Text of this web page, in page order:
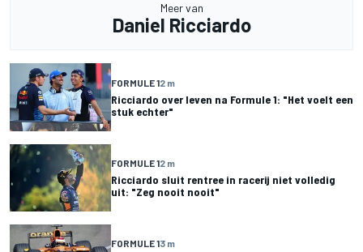
Meer van
Daniel Ricciardo
FORMULE 12 m
Ricciardo over leven na Formule 1: "Het voelt een
stuk echter"
FORMULE 12 m
Ricciardo sluit rentree in racerij niet volledig
uit: "Zeg nooit nooit"
FORMULE 13 m